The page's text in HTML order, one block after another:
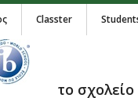
Classter
το σχολείο